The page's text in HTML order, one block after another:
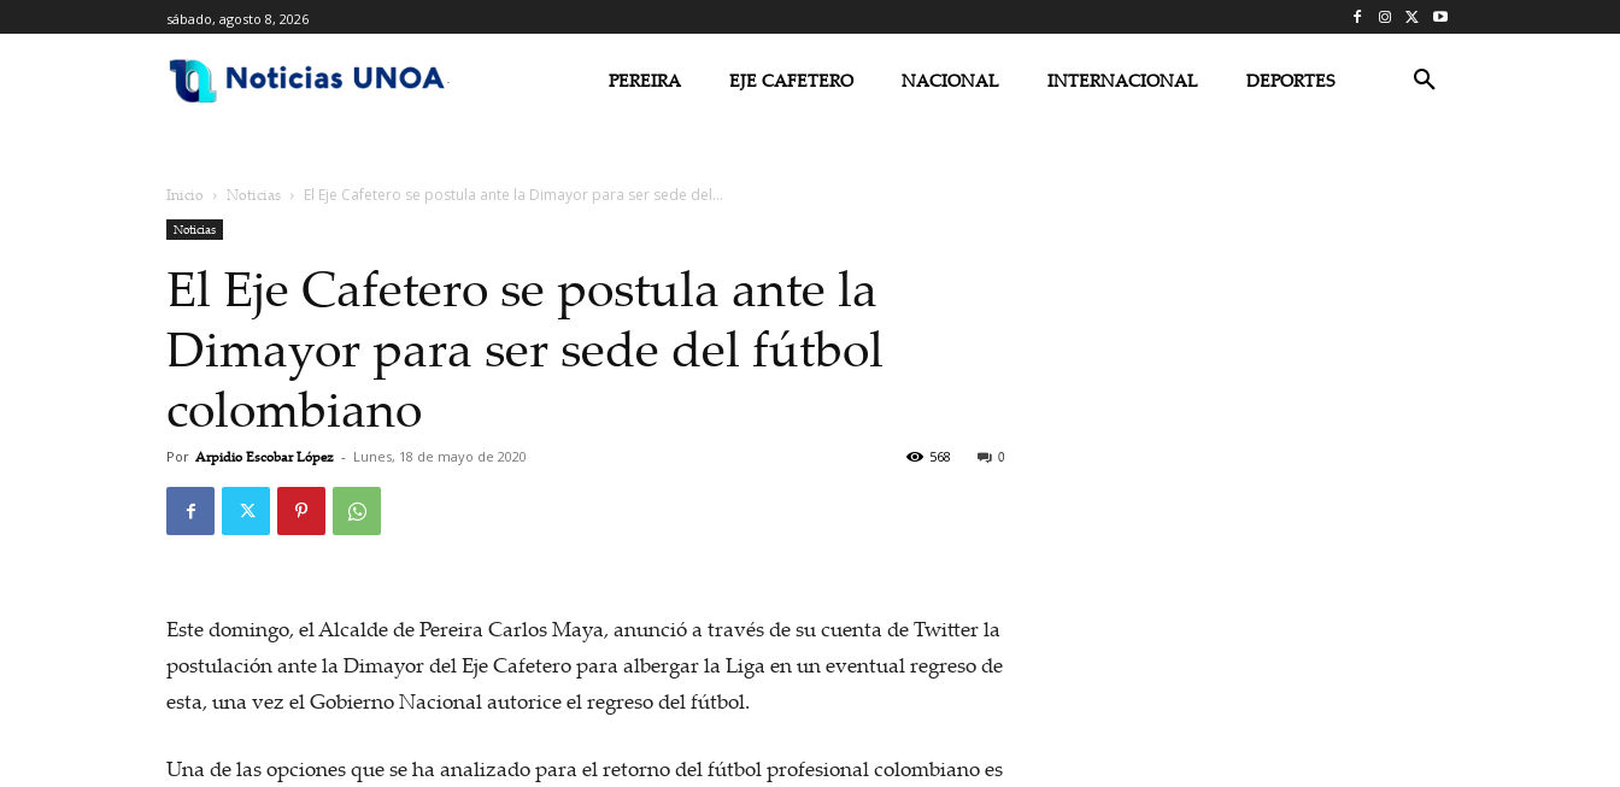
sábado, agosto 8, 2026
PEREIRA EJE CAFETERO NACIONAL INTERNACIONAL DEPORTES
Inicio Noticias El Eje Cafetero se postula ante la Dimayor para ser sede del...
Noticias
El Eje Cafetero se postula ante la
Dimayor para ser sede del fútbol
colombiano
Por Arpidio Escobar López - Lunes, 18 de mayo de 2020 0
568
Este domingo, el Alcalde de Pereira Carlos Maya, anunció a través de su cuenta de Twitter la
postulación ante la Dimayor del Eje Cafetero para albergar la Liga en un eventual regreso de
esta, una vez el Gobierno Nacional autorice el regreso del fútbol.
Una de las opciones que se ha analizado para el retorno del fútbol profesional colombiano es